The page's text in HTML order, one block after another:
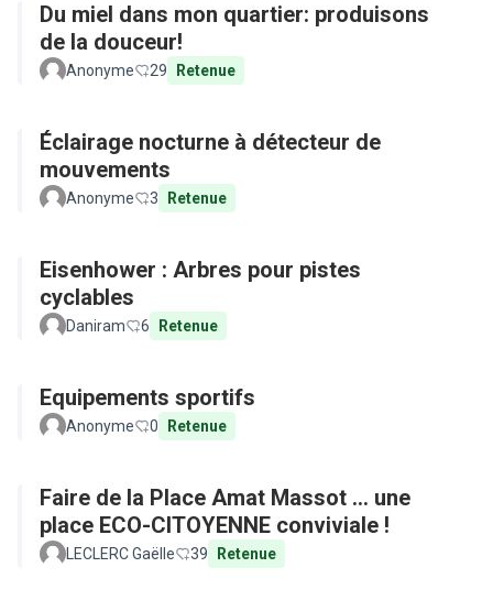
Du miel dans mon quartier: produisons
de la douceur!
Anonyme 29 Retenue
Éclairage nocturne à détecteur de
mouvements
Anonyme 3 Retenue
Eisenhower : Arbres pour pistes
cyclables
Daniram 6 Retenue
Equipements sportifs
Anonyme 0 Retenue
Faire de la Place Amat Massot ... une
place ECO-CITOYENNE conviviale !
LECLERC Gaëlle 39 Retenue